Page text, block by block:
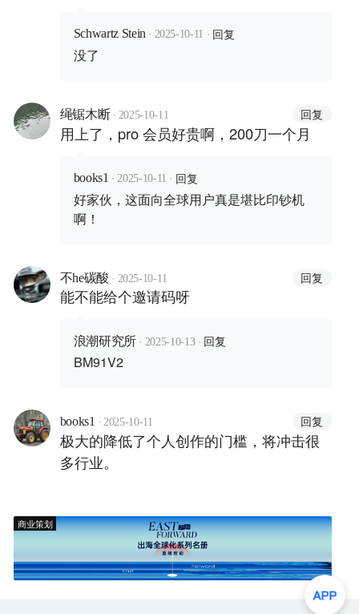
Schwartz Stein · 2025-10-11 · 回复
没了
绳锯木断 · 2025-10-11 回复
用上了，pro 会员好贵啊，200刀一个月
books1 · 2025-10-11 · 回复
好家伙，这面向全球用户真是堪比印钞机
啊！
不he碳酸 · 2025-10-11 回复
能不能给个邀请码呀
浪潮研究所 · 2025-10-13 · 回复
BM91V2
books1 · 2025-10-11 回复
极大的降低了个人创作的门槛，将冲击很
多行业。
商业策划